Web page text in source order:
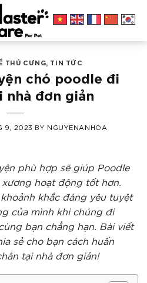
THÚ CƯNG, TIN TỨC
chó poodle đi
nhà đơn giản
9, 2023 BY NGUYENANHOA
phù hợp sẽ giúp Poodle
hoạt động tốt hơn.
khắc đáng yêu tuyệt
của mình khi chúng đi
bạn chẳng hạn. Bài viết
sẻ cho bạn cách huấn
tại nhà đơn giản!